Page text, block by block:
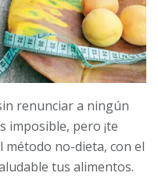
renunciar a ningún
imposible, pero ¡te
método no-dieta, con el
tus alimentos.